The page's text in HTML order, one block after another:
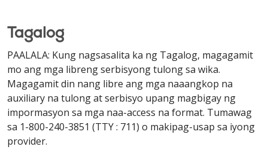
Tagalog
PAALALA: Kung nagsasalita ka ng Tagalog, magagamit
mo ang mga libreng serbisyong tulong sa wika.
Magagamit din nang libre ang mga naaangkop na
auxiliary na tulong at serbisyo upang magbigay ng
impormasyon sa mga naa-access na format. Tumawag
sa 1-800-240-3851 (TTY : 711) o makipag-usap sa iyong
provider.